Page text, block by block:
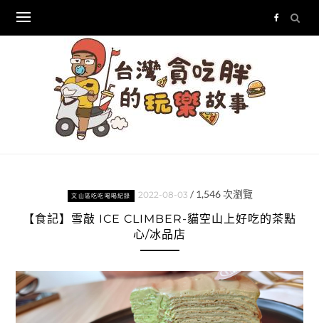
content
文山區吃吃喝喝紀錄 2022-08-03 / 1,546次瀏覽
【食記】雪敲 ICE CLIMBER-貓空山上好吃的茶點
心/冰品店